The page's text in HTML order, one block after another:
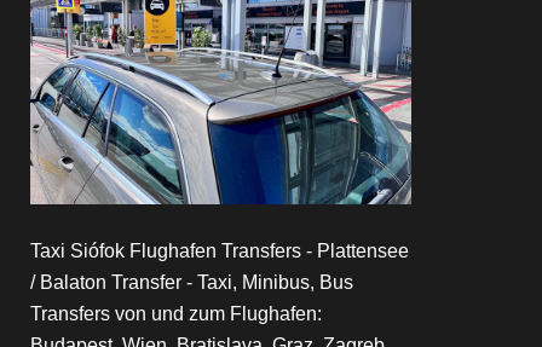
Taxi Siófok Flughafen Transfers - Plattensee
/ Balaton Transfer - Taxi, Minibus, Bus
Transfers von und zum Flughafen: